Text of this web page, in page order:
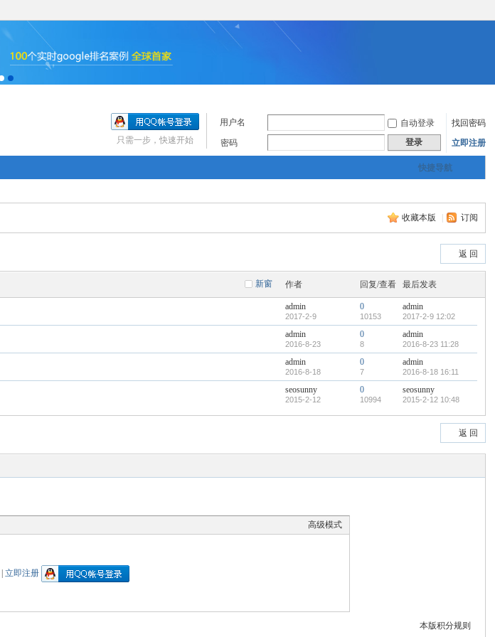
用户名 自动登录
找回密码
密码
登录 立即注册
只需一步，快速开始
快捷导航
收藏本版 订阅
返 回
新窗 作者 回复/查看 最后发表
admin
2017-2-9
0
10153
admin
2017-2-9 12:02
admin
2016-8-23
0
8
admin
2016-8-23 11:28
admin
2016-8-18
0
7
admin
2016-8-18 16:11
seosunny
2015-2-12
0
10994
seosunny
2015-2-12 10:48
返 回
高级模式
|立即注册
本版积分规则